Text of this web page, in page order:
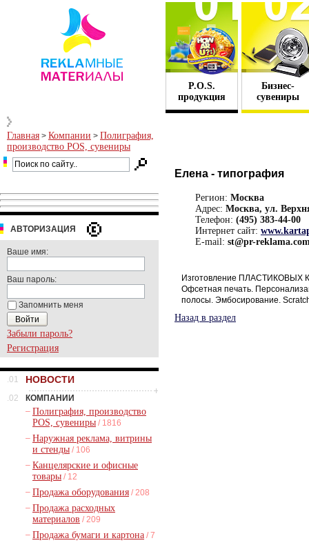
P.O.S.
продукция
Бизнес-
сувениры
Главная > Компании > Полиграфия,
производство POS, сувениры
АВТОРИЗАЦИЯ
Ваше имя:
Ваш пароль:
Запомнить меня
Забыли пароль?
Регистрация
.01 НОВОСТИ
.02
КОМПАНИИ
– Полиграфия, производство
POS, сувениры / 1816
– Наружная реклама, витрины
и стенды / 106
– Канцелярские и офисные
товары / 12
– Продажа оборудования / 208
– Продажа расходных
материалов / 209
– Продажа бумаги и картона / 7
Елена - типография
Регион: Москва
Адрес: Москва, ул.
Телефон: (495) 383-44-00
Интернет сайт:
E-mail: st@pr-
Изготовление ПЛАСТИКОВЫХ
Офсетная печать.
полосы. Эмбосирование.
Назад в раздел